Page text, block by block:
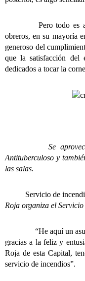
Pero todo es
obreros, en su mayoría
generoso del
que la satisfacción del
dedicados a tocar la
Se aprovechó
Antituberculoso y
las salas.
Servicio de
Roja organiza el
“He aquí un
gracias a la feliz y
Roja de esta Capital,
servicio de incendios”.